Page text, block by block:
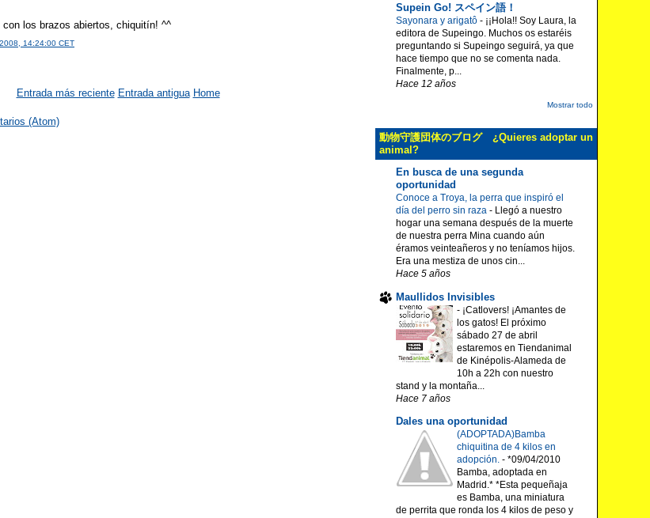
con los brazos abiertos, chiquitín! ^^
14:24:00 CET
Entrada más reciente Entrada antigua Home
(Atom)
Supein Go! スペイン語！
Sayonara y arigatô - ¡¡Hola!! Soy Laura, la
editora de Supeingo. Muchos os estaréis
preguntando si Supeingo seguirá, ya que
hace tiempo que no se comenta nada.
Finalmente, p...
Hace 12 años
Mostrar todo
動物守護団体のブログ ¿Quieres adoptar un
animal?
En busca de una segunda
oportunidad
Conoce a Troya, la perra que inspiró el
día del perro sin raza - Llegó a nuestro
hogar una semana después de la muerte
de nuestra perra Mina cuando aún
éramos veinteañeros y no teníamos hijos.
Era una mestiza de unos cin...
Hace 5 años
Maullidos Invisibles
- ¡Catlovers! ¡Amantes de
los gatos! El próximo
sábado 27 de abril
estaremos en Tiendanimal
de Kinépolis-Alameda de
10h a 22h con nuestro
stand y la montaña...
Hace 7 años
Dales una oportunidad
(ADOPTADA)Bamba
chiquitina de 4 kilos en
adopción. - *09/04/2010
Bamba, adoptada en
Madrid.* *Esta pequeñaja
es Bamba, una miniatura
de perrita que ronda los 4 kilos de peso y